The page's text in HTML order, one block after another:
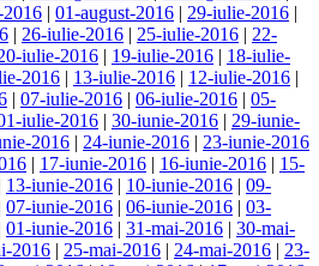
2016 | 01-august-2016 | 29-iulie-2016 |
| 26-iulie-2016 | 25-iulie-2016 | 22-
iulie-2016 | 19-iulie-2016 | 18-iulie-
2016 | 13-iulie-2016 | 12-iulie-2016 |
| 07-iulie-2016 | 06-iulie-2016 | 05-
iulie-2016 | 30-iunie-2016 | 29-iunie-
2016 | 24-iunie-2016 | 23-iunie-2016
| 17-iunie-2016 | 16-iunie-2016 | 15-
13-iunie-2016 | 10-iunie-2016 | 09-
07-iunie-2016 | 06-iunie-2016 | 03-
01-iunie-2016 | 31-mai-2016 | 30-mai-
2016 | 25-mai-2016 | 24-mai-2016 | 23-